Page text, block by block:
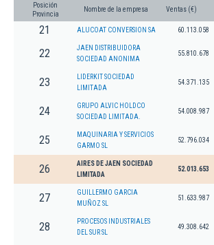
Posición
Provincia
Nombre de la empresa Ventas (€)
21 ALUCOAT CONVERSION SA 60.113.058
22
JAEN DISTRIBUIDORA
SOCIEDAD ANONIMA
55.810.678
23
LIDERKIT SOCIEDAD
LIMITADA
54.371.135
24
GRUPO ALVIC HOLDCO
SOCIEDAD LIMITADA.
54.008.987
25
MAQUINARIA Y SERVICIOS
GARMO SL
52.796.034
26
AIRES DE JAEN SOCIEDAD
LIMITADA
52.013.653
27
GUILLERMO GARCIA
MUÑOZ SL
51.633.987
28
PROCESOS INDUSTRIALES
DEL SUR SL
49.308.642